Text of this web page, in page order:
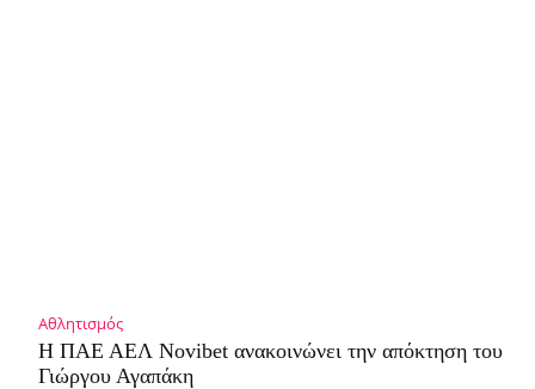
Αθλητισμός
Η ΠΑΕ ΑΕΛ Novibet ανακοινώνει την απόκτηση του
Γιώργου Αγαπάκη